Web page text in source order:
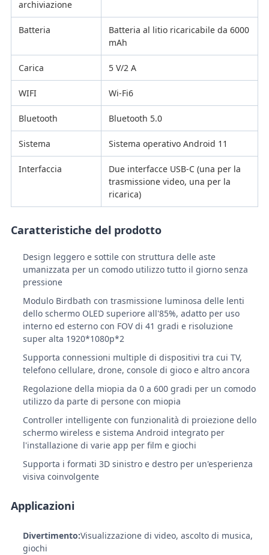
archiviazione
Batteria
Batteria al litio ricaricabile da 6000
mAh
Carica 5 V/2 A
WIFI Wi-Fi6
Bluetooth Bluetooth 5.0
Sistema Sistema operativo Android 11
Interfaccia
Due interfacce USB-C (una per la
trasmissione video, una per la
ricarica)
Caratteristiche del prodotto
Design leggero e sottile con struttura delle aste
umanizzata per un comodo utilizzo tutto il giorno senza
pressione
Modulo Birdbath con trasmissione luminosa delle lenti
dello schermo OLED superiore all'85%, adatto per uso
interno ed esterno con FOV di 41 gradi e risoluzione
super alta 1920*1080p*2
Supporta connessioni multiple di dispositivi tra cui TV,
telefono cellulare, drone, console di gioco e altro ancora
Regolazione della miopia da 0 a 600 gradi per un comodo
utilizzo da parte di persone con miopia
Controller intelligente con funzionalità di proiezione dello
schermo wireless e sistema Android integrato per
l'installazione di varie app per film e giochi
Supporta i formati 3D sinistro e destro per un'esperienza
visiva coinvolgente
Applicazioni
Divertimento:Visualizzazione di video, ascolto di musica,
giochi